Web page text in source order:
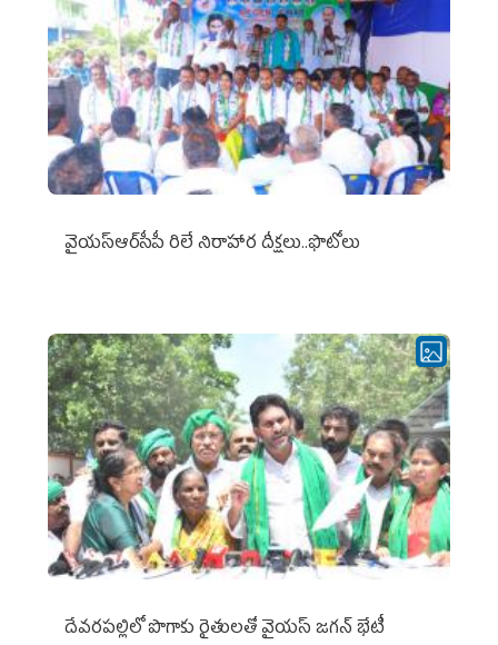
వైయ‌స్ఆర్‌సీపీ రిలే నిరాహార దీక్షలు..ఫొటోలు
దేవరపల్లిలో పొగాకు రైతులతో వైయస్ జగన్ భేటీ